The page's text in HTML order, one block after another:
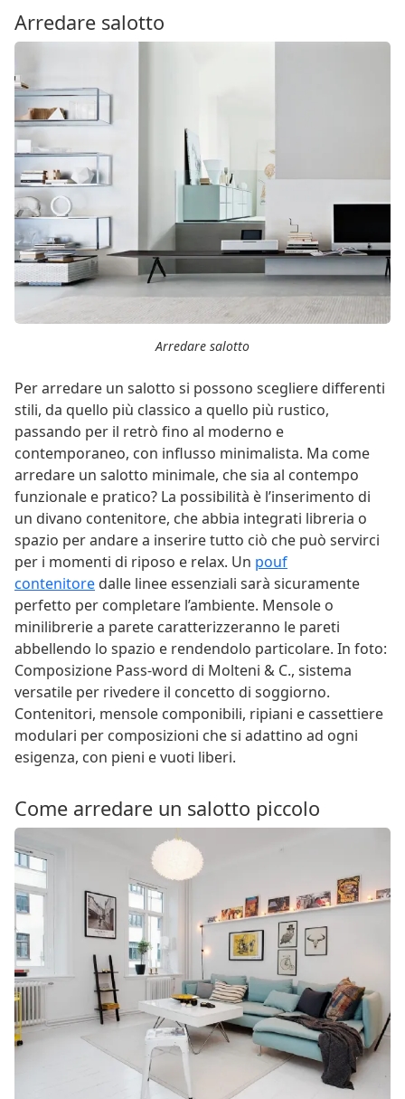
Arredare salotto
Arredare salotto
Per arredare un salotto si possono scegliere differenti
stili, da quello più classico a quello più rustico,
passando per il retrò fino al moderno e
contemporaneo, con influsso minimalista. Ma come
arredare un salotto minimale, che sia al contempo
funzionale e pratico? La possibilità è l’inserimento di
un divano contenitore, che abbia integrati libreria o
spazio per andare a inserire tutto ciò che può servirci
per i momenti di riposo e relax. Un pouf
contenitore dalle linee essenziali sarà sicuramente
perfetto per completare l’ambiente. Mensole o
minilibrerie a parete caratterizzeranno le pareti
abbellendo lo spazio e rendendolo particolare. In foto:
Composizione Pass-word di Molteni & C., sistema
versatile per rivedere il concetto di soggiorno.
Contenitori, mensole componibili, ripiani e cassettiere
modulari per composizioni che si adattino ad ogni
esigenza, con pieni e vuoti liberi.
Come arredare un salotto piccolo